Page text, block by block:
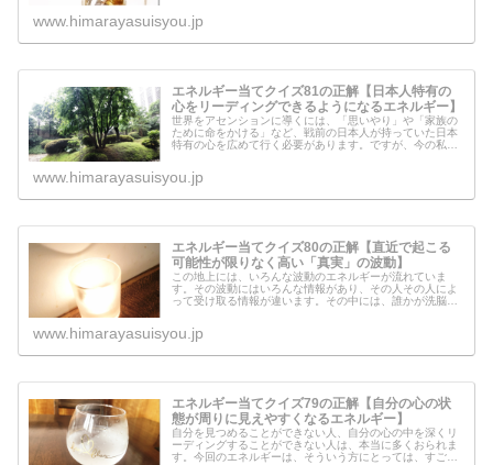
www.himarayasuisyou.jp
エネルギー当てクイズ81の正解【日本人特有の
心をリーディングできるようになるエネルギー】
世界をアセンションに導くには、「思いやり」や「家族の
ために命をかける」など、戦前の日本人が持っていた日本
特有の心を広めて行く必要があります。ですが、今の私達
www.himarayasuisyou.jp
エネルギー当てクイズ80の正解【直近で起こる
可能性が限りなく高い「真実」の波動】
この地上には、いろんな波動のエネルギーが流れていま
す。その波動にはいろんな情報があり、その人その人によ
って受け取る情報が違います。その中には、誰かが洗脳を
www.himarayasuisyou.jp
エネルギー当てクイズ79の正解【自分の心の状
態が周りに見えやすくなるエネルギー】
自分を見つめることができない人、自分の心の中を深くリ
ーディングすることができない人は、本当に多くおられま
す。今回のエネルギーは、そういう方にとっては、すごく